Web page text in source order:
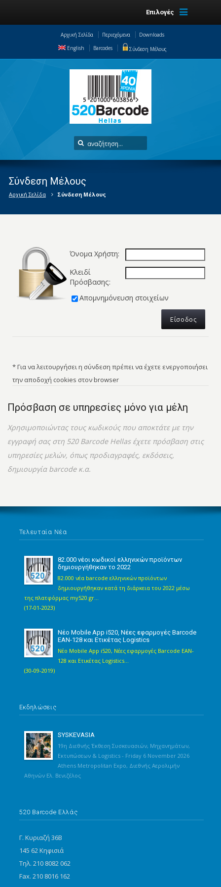
Επιλογές
Αρχική Σελίδα Περιεχόμενα
Downloads
English
Barcodes Σύνδεση Μέλους
Σύνδεση Μέλους
Αρχική Σελίδα Σύνδεση Μέλους
Όνομα Χρήστη:
Κλειδί
Πρόσβασης:
Απομνημόνευση στοιχείων
* Για να λειτουργήσει η σύνδεση πρέπει να έχετε ενεργοποιήσει
την αποδοχή cookies στον browser
Πρόσβαση σε υπηρεσίες μόνο για μέλη
Χρησιμοποιώντας τους κωδικούς που αποκτάτε με την
εγγραφή σας στη 520 Barcode Hellas έχετε πρόσβαση στις
υπηρεσίες μελών, όπως προδιαγραφές, εκδόσεις,
δημιουργία barcode κ.α.
Τελευταία Νέα
82.000 νέοι κωδικοί ελληνικών προϊόντων
δημιουργήθηκαν το 2022
82.000 νέα barcode ελληνικών προϊόντων
δημιουργήθηκαν κατά τη διάρκεια του 2022 μέσω
της πλατφόρμας my520.gr...
(17-01-2023)
Νέο Mobile App i520, Νέες εφαρμογές Barcode
EAN-128 και Ετικέτας Logistics
Νέο Mobile App i520, Νέες εφαρμογές Barcode EAN-
128 και Ετικέτας Logistics...
(30-09-2019)
Εκδηλώσεις
SYSKEVASIA
19η Διεθνής Έκθεση Συσκευασιών, Μηχανημάτων,
Εκτυπώσεων & Logistics - Friday 6 November 2026
Athens Metropolitan Expo, Διεθνής Αερολιμήν
Αθηνών Ελ. Βενιζέλος
520 Barcode Ελλάς
Γ. Κυριαζή 36Β
145 62 Κηφισιά
Τηλ. 210 8082 062
Fax. 210 8016 162